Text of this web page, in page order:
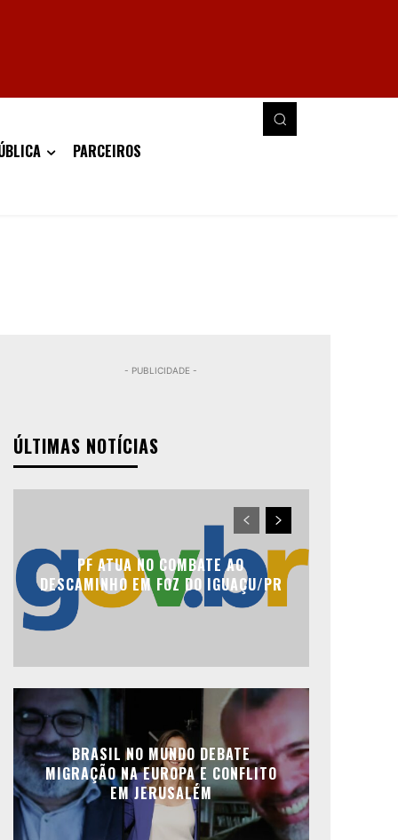
PARCEIROS
- PUBLICIDADE -
ÚLTIMAS NOTÍCIAS
PF ATUA NO COMBATE AO
DESCAMINHO EM FOZ DO IGUAÇU/PR
BRASIL NO MUNDO DEBATE
MIGRAÇÃO NA EUROPA E CONFLITO
EM JERUSALÉM